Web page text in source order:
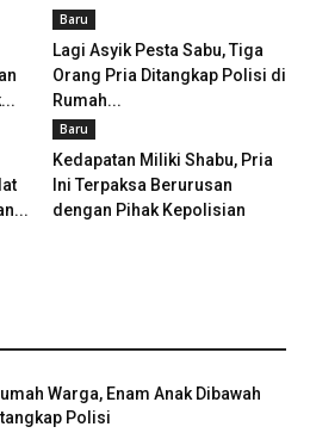
Baru
Lagi Asyik Pesta Sabu, Tiga
Orang Pria Ditangkap Polisi di
Rumah...
Baru
Kedapatan Miliki Shabu, Pria
Ini Terpaksa Berurusan
dengan Pihak Kepolisian
Warga, Enam Anak Dibawah
Polisi